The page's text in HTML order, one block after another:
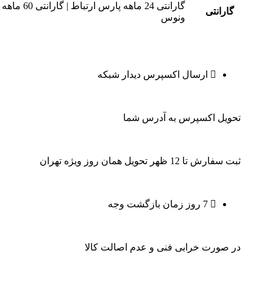
گارانتی
گارانتی 24 ماهه پارس ارتباط | گارانتی 60 ماهه
ونوس
ارسال اکسپرس دیدار شبکه
تحویل اکسپرس به آدرس شما
ثبت سفارش تا 12 ظهر تحویل همان روز ویژه تهران
7 روز زمان بازگشت وجه
در صورت خرابی فنی و عدم اصالت کالا